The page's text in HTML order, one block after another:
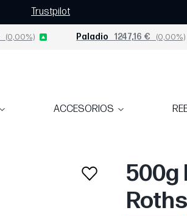
Trustpilot
(0,00%) Paladio 1247,16 € (0,00%)
ACCESORIOS
500g